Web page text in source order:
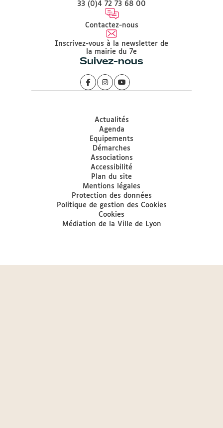
33 (0)4 72 73 68 00
Contactez-nous
Inscrivez-vous à la newsletter de
la mairie du 7e
Suivez-nous
Actualités
Agenda
Equipements
Démarches
Associations
Accessibilité
Plan du site
Mentions légales
Protection des données
Politique de gestion des Cookies
Cookies
Médiation de la Ville de Lyon